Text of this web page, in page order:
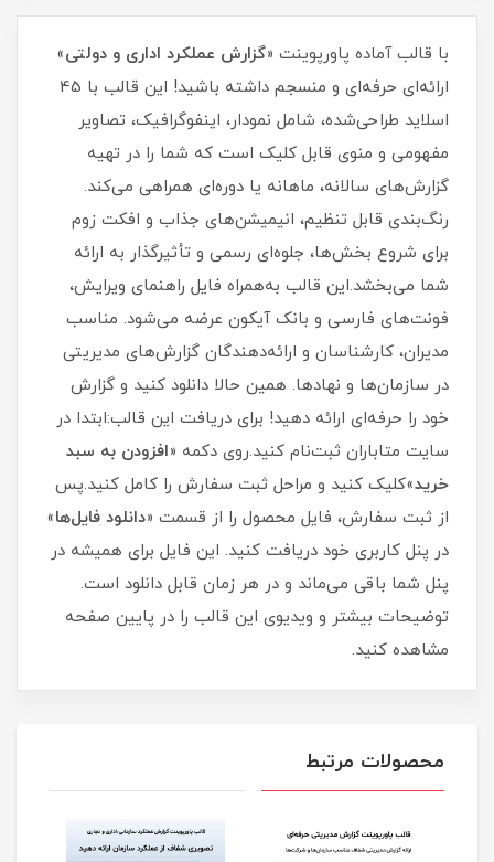
با قالب آماده پاورپوینت «گزارش عملکرد اداری و دولتی»
ارائه‌ای حرفه‌ای و منسجم داشته باشید! این قالب با 45
اسلاید طراحی‌شده، شامل نمودار، اینفوگرافیک، تصاویر
مفهومی و منوی قابل کلیک است که شما را در تهیه
گزارش‌های سالانه، ماهانه یا دوره‌ای همراهی می‌کند.
رنگ‌بندی قابل تنظیم، انیمیشن‌های جذاب و افکت زوم
برای شروع بخش‌ها، جلوه‌ای رسمی و تأثیرگذار به ارائه
شما می‌بخشد.این قالب به‌همراه فایل راهنمای ویرایش،
فونت‌های فارسی و بانک آیکون عرضه می‌شود. مناسب
مدیران، کارشناسان و ارائه‌دهندگان گزارش‌های مدیریتی
در سازمان‌ها و نهادها. همین حالا دانلود کنید و گزارش
خود را حرفه‌ای ارائه دهید! برای دریافت این قالب:ابتدا در
سایت متاباران ثبت‌نام کنید.روی دکمه «افزودن به سبد
خرید»کلیک کنید و مراحل ثبت سفارش را کامل کنید.پس
از ثبت سفارش، فایل محصول را از قسمت «دانلود فایل‌ها»
در پنل کاربری خود دریافت کنید. این فایل برای همیشه در
پنل شما باقی می‌ماند و در هر زمان قابل دانلود است.
توضیحات بیشتر و ویدیوی این قالب را در پایین صفحه
مشاهده کنید.
محصولات مرتبط